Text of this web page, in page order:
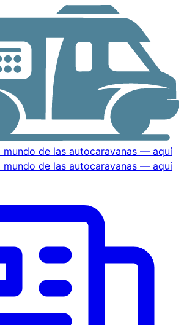
mundo de las autocaravanas — aquí
mundo de las autocaravanas — aquí